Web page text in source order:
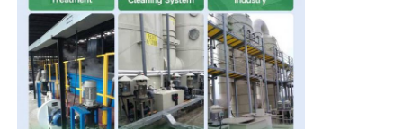
উদ্ধৃতির জন্য আবেদন
স্ব প্রাইমিং পাম্প